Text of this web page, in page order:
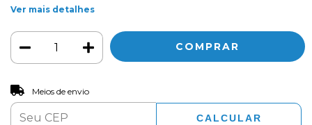
Ver mais detalhes
Entregas para o CEP:
Meios de envio
CALCULAR